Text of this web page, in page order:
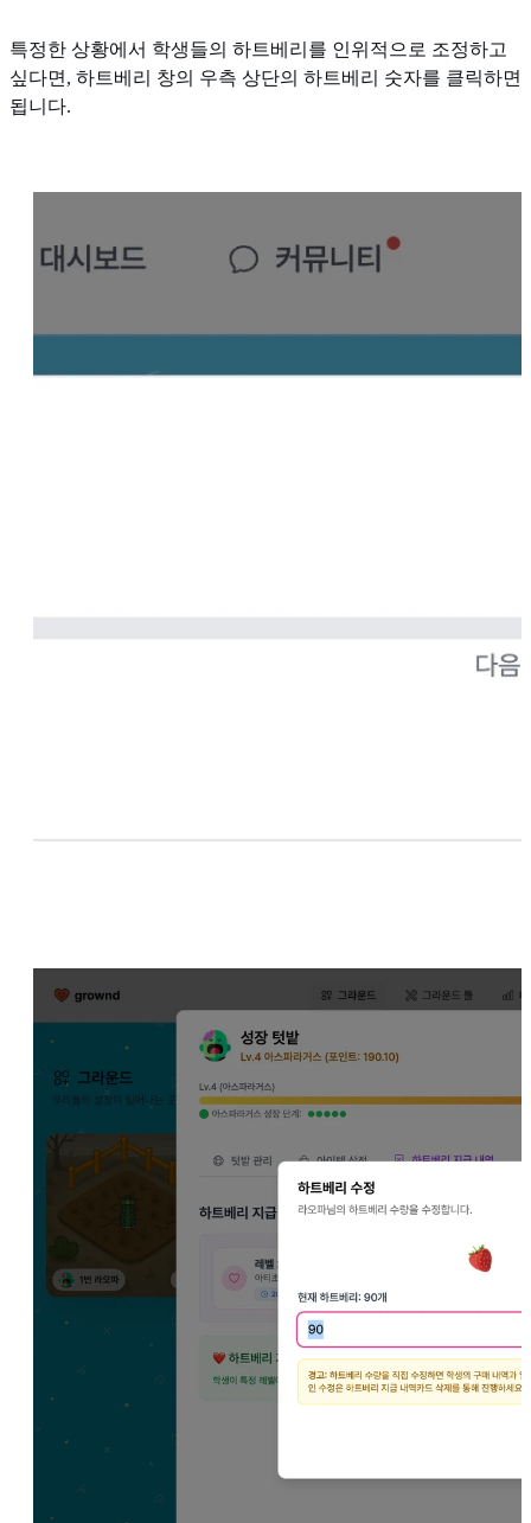
특정한 상황에서 학생들의 하트베리를 인위적으로 조정하고
싶다면, 하트베리 창의 우측 상단의 하트베리 숫자를 클릭하면
됩니다.